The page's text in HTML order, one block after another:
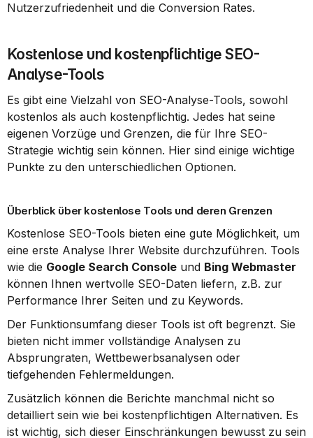
Nutzerzufriedenheit und die Conversion Rates.
Kostenlose und kostenpflichtige SEO-
Analyse-Tools
Es gibt eine Vielzahl von SEO-Analyse-Tools, sowohl
kostenlos als auch kostenpflichtig. Jedes hat seine
eigenen Vorzüge und Grenzen, die für Ihre SEO-
Strategie wichtig sein können. Hier sind einige wichtige
Punkte zu den unterschiedlichen Optionen.
Überblick über kostenlose Tools und deren Grenzen
Kostenlose SEO-Tools bieten eine gute Möglichkeit, um
eine erste Analyse Ihrer Website durchzuführen. Tools
wie die Google Search Console und Bing Webmaster
können Ihnen wertvolle SEO-Daten liefern, z.B. zur
Performance Ihrer Seiten und zu Keywords.
Der Funktionsumfang dieser Tools ist oft begrenzt. Sie
bieten nicht immer vollständige Analysen zu
Absprungraten, Wettbewerbsanalysen oder
tiefgehenden Fehlermeldungen.
Zusätzlich können die Berichte manchmal nicht so
detailliert sein wie bei kostenpflichtigen Alternativen. Es
ist wichtig, sich dieser Einschränkungen bewusst zu sein